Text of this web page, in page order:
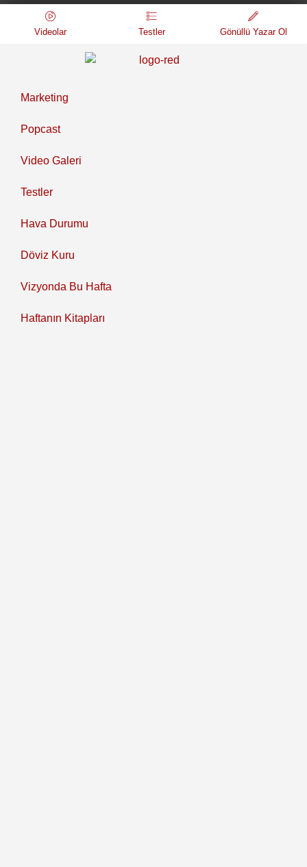
Videolar Testler Gönüllü Yazar Ol
Marketing
Popcast
Video Galeri
Testler
Hava Durumu
Döviz Kuru
Vizyonda Bu Hafta
Haftanın Kitapları